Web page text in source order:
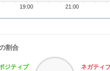
21:00
19:00
割合
ジティブ ネガティ